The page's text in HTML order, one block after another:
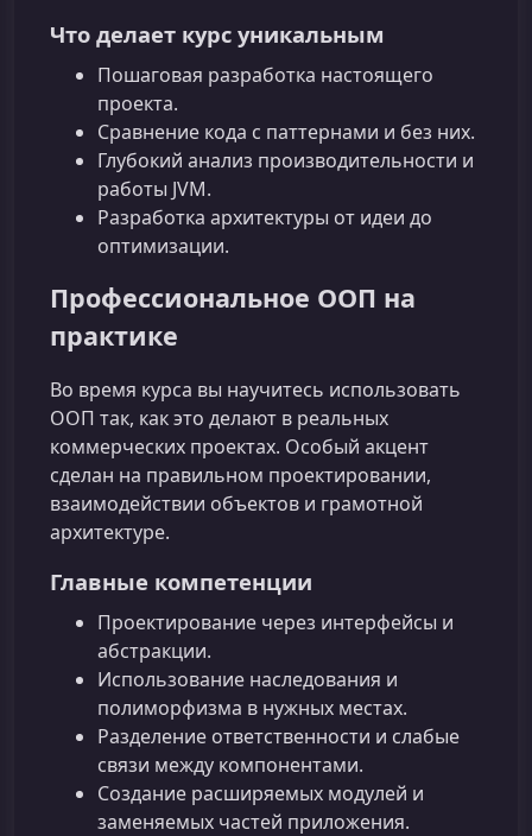
Что делает курс уникальным
Пошаговая разработка настоящего
проекта.
Сравнение кода с паттернами и без них.
Глубокий анализ производительности и
работы JVM.
Разработка архитектуры от идеи до
оптимизации.
Профессиональное ООП на
практике
Во время курса вы научитесь использовать
ООП так, как это делают в реальных
коммерческих проектах. Особый акцент
сделан на правильном проектировании,
взаимодействии объектов и грамотной
архитектуре.
Главные компетенции
Проектирование через интерфейсы и
абстракции.
Использование наследования и
полиморфизма в нужных местах.
Разделение ответственности и слабые
связи между компонентами.
Создание расширяемых модулей и
заменяемых частей приложения.